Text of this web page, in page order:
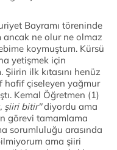
Bayramı töreninde
ancak ne olur ne olmaz
koymuştum. Kürsü
yetişmek için
ilk kıtasını henüz
çiseleyen yağmur
Kemal Öğretmen (1)
şiiri bitir''diyordu ama
görevi tamamlama
sorumluluğu arasında
ama şiiri